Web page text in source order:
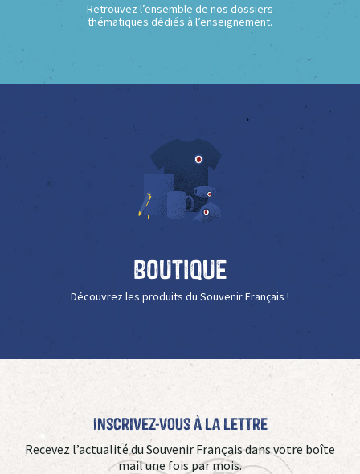
Retrouvez l’ensemble de nos dossiers
thématiques dédiés à l’enseignement.
Boutique
Découvrez les produits du Souvenir Français !
Inscrivez-vous à La Lettre
Recevez l’actualité du Souvenir Français dans votre boîte
mail une fois par mois.